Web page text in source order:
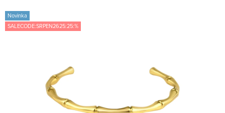
Novinka
SALECODE:SRPEN2625:25:%